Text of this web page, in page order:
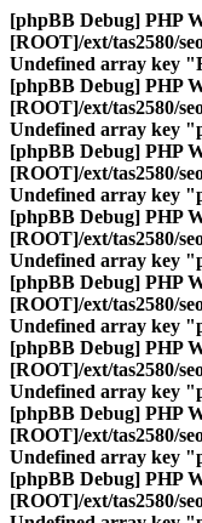
[phpBB Debug] PHP
[ROOT]/ext/tas2580/
Undefined array key
[phpBB Debug] PHP
[ROOT]/ext/tas2580/
Undefined array key
[phpBB Debug] PHP
[ROOT]/ext/tas2580/
Undefined array key
[phpBB Debug] PHP
[ROOT]/ext/tas2580/
Undefined array key
[phpBB Debug] PHP
[ROOT]/ext/tas2580/
Undefined array key
[phpBB Debug] PHP
[ROOT]/ext/tas2580/
Undefined array key
[phpBB Debug] PHP
[ROOT]/ext/tas2580/
Undefined array key
[phpBB Debug] PHP
[ROOT]/ext/tas2580/